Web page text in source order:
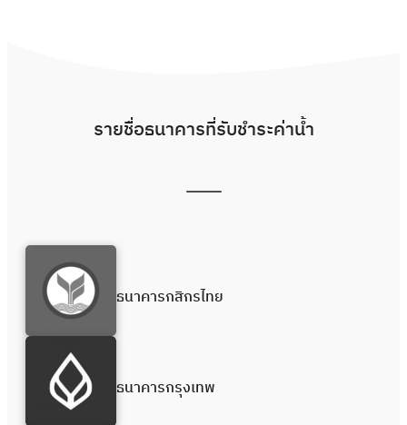
รายชื่อธนาคารที่รับชำระค่าน้ำ
ธนาคารกสิกรไทย
ธนาคารกรุงเทพ